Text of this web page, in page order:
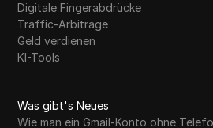
Digitale Fingerabdrücke
Traffic-Arbitrage
Geld verdienen
KI-Tools
Was gibt's Neues
Wie man ein Gmail-Konto ohne